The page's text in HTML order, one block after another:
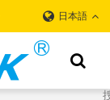
日本語